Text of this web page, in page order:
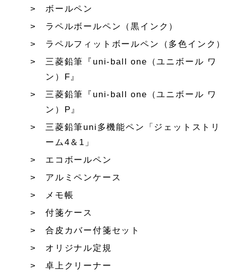
ボールペン
ラペルボールペン（黒インク）
ラペルフィットボールペン（多色インク）
三菱鉛筆『uni-ball one（ユニボール ワ
ン）F』
三菱鉛筆『uni-ball one（ユニボール ワ
ン）P』
三菱鉛筆uni多機能ペン「ジェットストリ
ーム4＆1」
エコボールペン
アルミペンケース
メモ帳
付箋ケース
合皮カバー付箋セット
オリジナル定規
卓上クリーナー